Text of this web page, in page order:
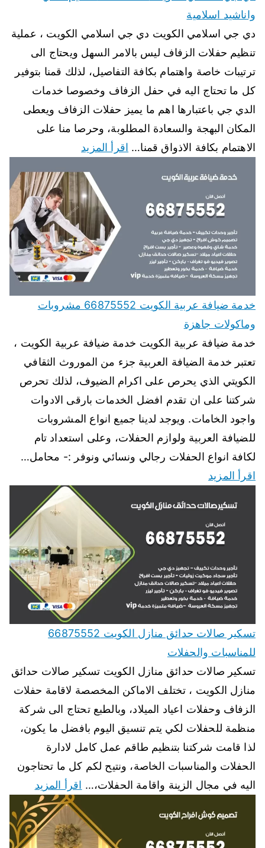
واناشيد اسلامية
دي جي اسلامي الكويت دي جي اسلامي الكويت ، عملية
تنظيم حفلات الزفاف ليس بالامر السهل ويحتاج الى
ترتيبات خاصة واهتمام بكافة التفاصيل، لذلك قمنا بتوفير
كل ما تحتاج اليه في حفل الزفاف وخصوصا خدمات
الدي جي باعتبارها اهم ما يميز حفلات الزفاف ويعطى
المكان البهجة والسعادة المطلوبة، وحرصا منا على
الاهتمام بكافة الاذواق قمنا… اقرأ المزيد
خدمة ضيافة عربية الكويت 66875552 مشروبات
وماكولات جاهزة
خدمة ضيافة عربية الكويت خدمة ضيافة عربية الكويت ،
تعتبر خدمة الضيافة العربية جزء من الموروث الثقافي
الكويتي الذي يحرص على اكرام الضيوف، لذلك تحرص
شركتنا على ان تقدم افضل الخدمات بارقى الادوات
واجود الخامات. ويوجد لدينا جميع انواع المشروبات
للضيافة العربية ولوازم الحفلات، وعلى استعداد تام
لكافة انواع الحفلات رجالي ونسائي ونوفر :- محامل…
اقرأ المزيد
تسكير صالات حدائق منازل الكويت 66875552
للمناسبات والحفلات
تسكير صالات حدائق منازل الكويت تسكير صالات حدائق
منازل الكويت ، تختلف الاماكن المخصصة لاقامة حفلات
الزفاف وحفلات اعياد الميلاد، وبالطبع تحتاج الى شركة
منظمة للحفلات لكي يتم تنسيق اليوم بافضل ما يكون،
لذا قامت شركتنا بتنظيم طاقم عمل كامل لادارة
الحفلات والمناسبات الخاصة، ونتيح لكم كل ما تحتاجون
اليه في مجال الزينة واقامة الحفلات،… اقرأ المزيد